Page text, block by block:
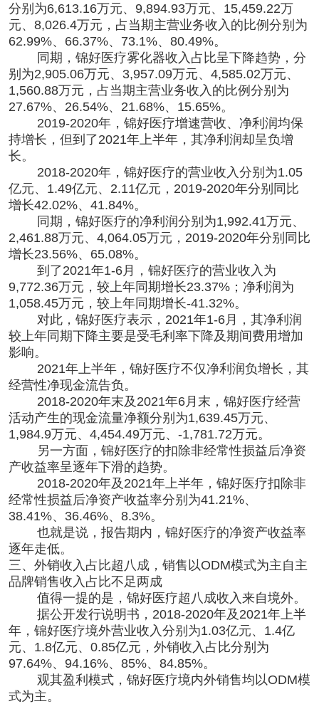
分别为6,613.16万元、9,894.93万元、15,459.22万
元、8,026.4万元，占当期主营业务收入的比例分别为
62.99%、66.37%、73.1%、80.49%。
同期，锦好医疗雾化器收入占比呈下降趋势，分
别为2,905.06万元、3,957.09万元、4,585.02万元、
1,560.88万元，占当期主营业务收入的比例分别为
27.67%、26.54%、21.68%、15.65%。
2019-2020年，锦好医疗增速营收、净利润均保
持增长，但到了2021年上半年，其净利润却呈负增
长。
2018-2020年，锦好医疗的营业收入分别为1.05
亿元、1.49亿元、2.11亿元，2019-2020年分别同比
增长42.02%、41.84%。
同期，锦好医疗的净利润分别为1,992.41万元、
2,461.88万元、4,064.05万元，2019-2020年分别同比
增长23.56%、65.08%。
到了2021年1-6月，锦好医疗的营业收入为
9,772.36万元，较上年同期增长23.37%；净利润为
1,058.45万元，较上年同期增长-41.32%。
对此，锦好医疗表示，2021年1-6月，其净利润
较上年同期下降主要是受毛利率下降及期间费用增加
影响。
2021年上半年，锦好医疗不仅净利润负增长，其
经营性净现金流告负。
2018-2020年末及2021年6月末，锦好医疗经营
活动产生的现金流量净额分别为1,639.45万元、
1,984.9万元、4,454.49万元、-1,781.72万元。
另一方面，锦好医疗的扣除非经常性损益后净资
产收益率呈逐年下滑的趋势。
2018-2020年及2021年上半年，锦好医疗扣除非
经常性损益后净资产收益率分别为41.21%、
38.41%、36.46%、8.3%。
也就是说，报告期内，锦好医疗的净资产收益率
逐年走低。
三、外销收入占比超八成，销售以ODM模式为主自主
品牌销售收入占比不足两成
值得一提的是，锦好医疗超八成收入来自境外。
据公开发行说明书，2018-2020年及2021年上半
年，锦好医疗境外营业收入分别为1.03亿元、1.4亿
元、1.8亿元、0.85亿元，外销收入占比分别为
97.64%、94.16%、85%、84.85%。
观其盈利模式，锦好医疗境内外销售均以ODM模
式为主。